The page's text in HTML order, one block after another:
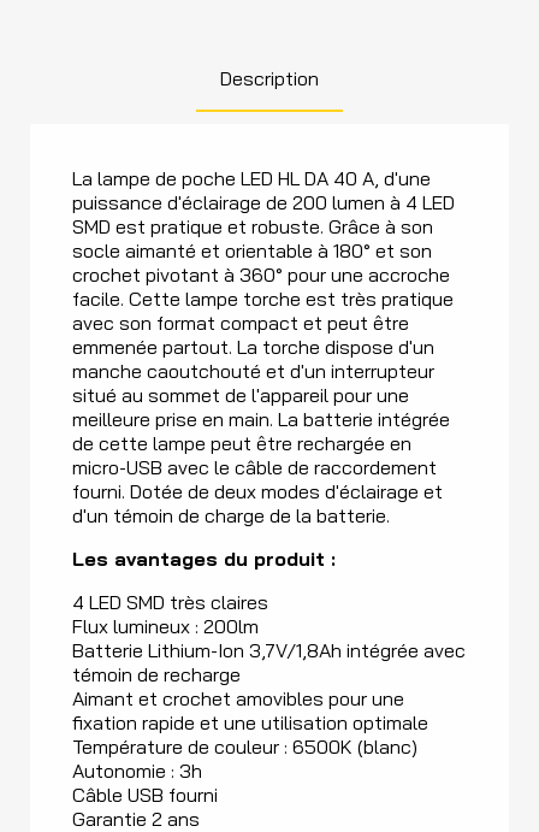
Description
La lampe de poche LED HL DA 40 A, d'une
puissance d'éclairage de 200 lumen à 4 LED
SMD est pratique et robuste. Grâce à son
socle aimanté et orientable à 180° et son
crochet pivotant à 360° pour une accroche
facile. Cette lampe torche est très pratique
avec son format compact et peut être
emmenée partout. La torche dispose d'un
manche caoutchouté et d'un interrupteur
situé au sommet de l'appareil pour une
meilleure prise en main. La batterie intégrée
de cette lampe peut être rechargée en
micro-USB avec le câble de raccordement
fourni. Dotée de deux modes d'éclairage et
d'un témoin de charge de la batterie.
Les avantages du produit :
4 LED SMD très claires
Flux lumineux : 200lm
Batterie Lithium-Ion 3,7V/1,8Ah intégrée avec
témoin de recharge
Aimant et crochet amovibles pour une
fixation rapide et une utilisation optimale
Température de couleur : 6500K (blanc)
Autonomie : 3h
Câble USB fourni
Garantie 2 ans